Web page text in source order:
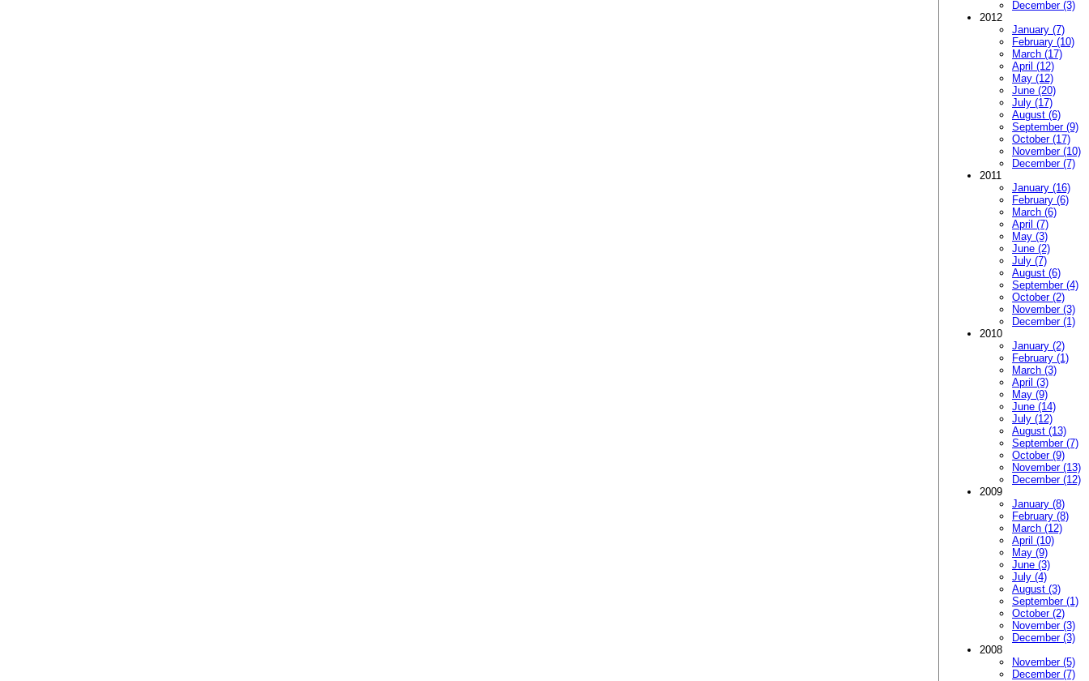
December (3)
2012
January (7)
February (10)
March (17)
April (12)
May (12)
June (20)
July (17)
August (6)
September (9)
October (17)
November (10)
December (7)
2011
January (16)
February (6)
March (6)
April (7)
May (3)
June (2)
July (7)
August (6)
September (4)
October (2)
November (3)
December (1)
2010
January (2)
February (1)
March (3)
April (3)
May (9)
June (14)
July (12)
August (13)
September (7)
October (9)
November (13)
December (12)
2009
January (8)
February (8)
March (12)
April (10)
May (9)
June (3)
July (4)
August (3)
September (1)
October (2)
November (3)
December (3)
2008
November (5)
December (7)